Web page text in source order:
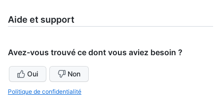
Aide et support
Avez-vous trouvé ce dont vous aviez besoin ?
Oui Non
Politique de confidentialité